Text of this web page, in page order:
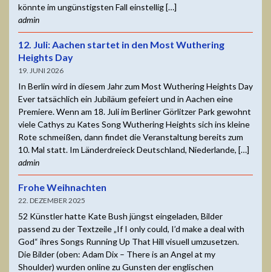
könnte im ungünstigsten Fall einstellig […]
admin
12. Juli: Aachen startet in den Most Wuthering
Heights Day
19. JUNI 2026
In Berlin wird in diesem Jahr zum Most Wuthering Heights Day
Ever tatsächlich ein Jubiläum gefeiert und in Aachen eine
Premiere. Wenn am 18. Juli im Berliner Görlitzer Park gewohnt
viele Cathys zu Kates Song Wuthering Heights sich ins kleine
Rote schmeißen, dann findet die Veranstaltung bereits zum
10. Mal statt. Im Länderdreieck Deutschland, Niederlande, […]
admin
Frohe Weihnachten
22. DEZEMBER 2025
52 Künstler hatte Kate Bush jüngst eingeladen, Bilder
passend zu der Textzeile „If I only could, I’d make a deal with
God“ ihres Songs Running Up That Hill visuell umzusetzen.
Die Bilder (oben: Adam Dix – There is an Angel at my
Shoulder) wurden online zu Gunsten der englischen